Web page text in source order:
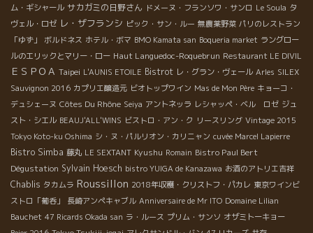
ム・ギシャール サカガミの日野さん ドメーヌ・フランソワ・サンロ Le Soula タ
ヴェル・ロゼ レ・ザフランシ ピック・サン・ルー 無農薬野菜 パリのレストラン
「ゆず」
ボルドネス ホテル・ボマ BMO Kamata san Boqueria market ラングロー
ルのエリックとマリー・ロー Haut Languedoc-Roquebrun Restaurant LE DIVIL
ＥＳＰＯＡ Taipei L'AUNIS ETOILE Bistrot レ・グラン・ヴェール Arles SILEX
Sauvignon 2016 カプリエ醸造元 ビオトップワイン Mas de Mon Père キョーコ・
デュシェーヌ Côtes Du Rhône Seiya アントネッラ レシャッペ・ベル ロゼ ジュ
スト・シエル BEAUJ'ALL'WINS ビストロ・アン・ク リースリング Vintage 2015
Tokyo Koto-ku Oshima シ・ヌ・パルリオン・カリニャン cuvée Marcel Lapierre
Bistro Simba 藤丸 LE SEXTANT Kyushu Romain Bistro Paul Bert
Dégustation Sylvain Hoesch bistro YUIGA de Kanazawa お酒のアトリエ吉祥
Chablis タカムラ Roussillon 2018年収穫・クリストフ・パカレ 東京ワインビ
ストロ「葡呑」
長崎アンペキャブル Anniversaire de Mr ITO Domaine Lilian
Bauchet 47 Ricards Okada san ラ・ルース プリム・サンソ オザミトーキョー